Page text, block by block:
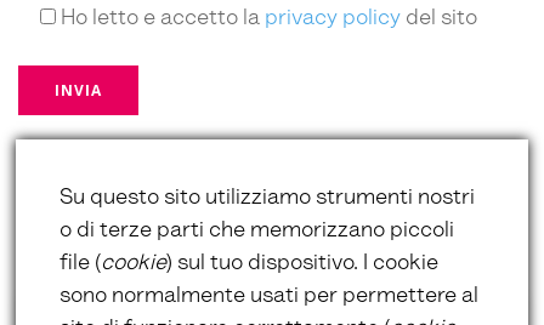
Ho letto e accetto la privacy policy del sito
Su questo sito utilizziamo strumenti nostri
o di terze parti che memorizzano piccoli
file (cookie) sul tuo dispositivo. I cookie
sono normalmente usati per permettere al